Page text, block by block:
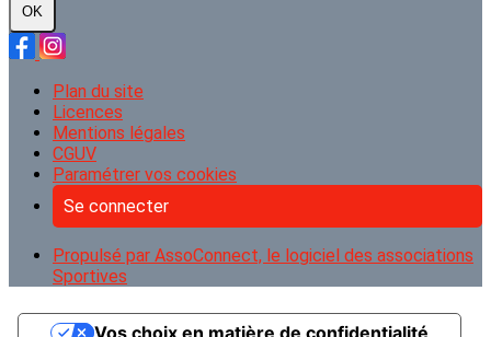
OK
Plan du site
Licences
Mentions légales
CGUV
Paramétrer vos cookies
Se connecter
Propulsé par AssoConnect, le logiciel des associations
Sportives